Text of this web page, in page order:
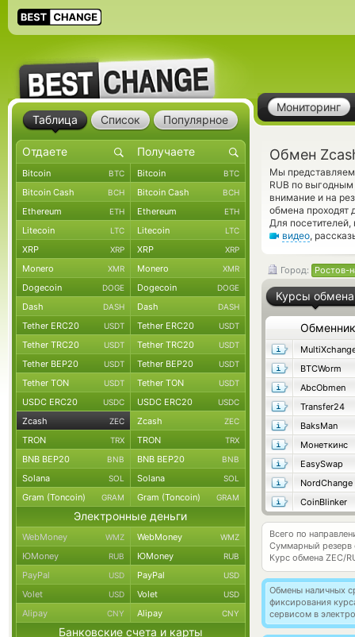
Мониторинг
Обмен
Мы
RUB по
внимание и на
обмена проходят
Для
видео,
Город: Ростов-
Курсы обмена
Обменник
BTCWorm
AbcObmen
Transfer24
BaksMan
Монеткинс
EasySwap
NordChange
CoinBlinker
Всего по
Суммарный резерв
Курс обмена ZEC/
Обмены наличных
фиксирования
сервисом в
Таблица Список Популярное
Bitcoin BTC Bitcoin BTC
Bitcoin Cash BCH Bitcoin Cash BCH
Ethereum ETH Ethereum ETH
Litecoin LTC Litecoin LTC
XRP XRP XRP XRP
Monero XMR Monero XMR
Dogecoin DOGE Dogecoin DOGE
Dash DASH Dash DASH
Tether ERC20 USDT Tether ERC20 USDT
Tether TRC20 USDT Tether TRC20 USDT
Tether BEP20 USDT Tether BEP20 USDT
Tether TON USDT Tether TON USDT
USDC ERC20 USDC USDC ERC20 USDC
Zcash ZEC Zcash ZEC
TRON TRX TRON TRX
BNB BEP20 BNB BNB BEP20 BNB
Solana SOL Solana SOL
Gram (Toncoin) GRAM Gram (Toncoin) GRAM
Электронные деньги
WebMoney WMZ WebMoney WMZ
ЮMoney RUB ЮMoney RUB
PayPal USD PayPal USD
Volet USD Volet USD
Alipay CNY Alipay CNY
Банковские счета и карты